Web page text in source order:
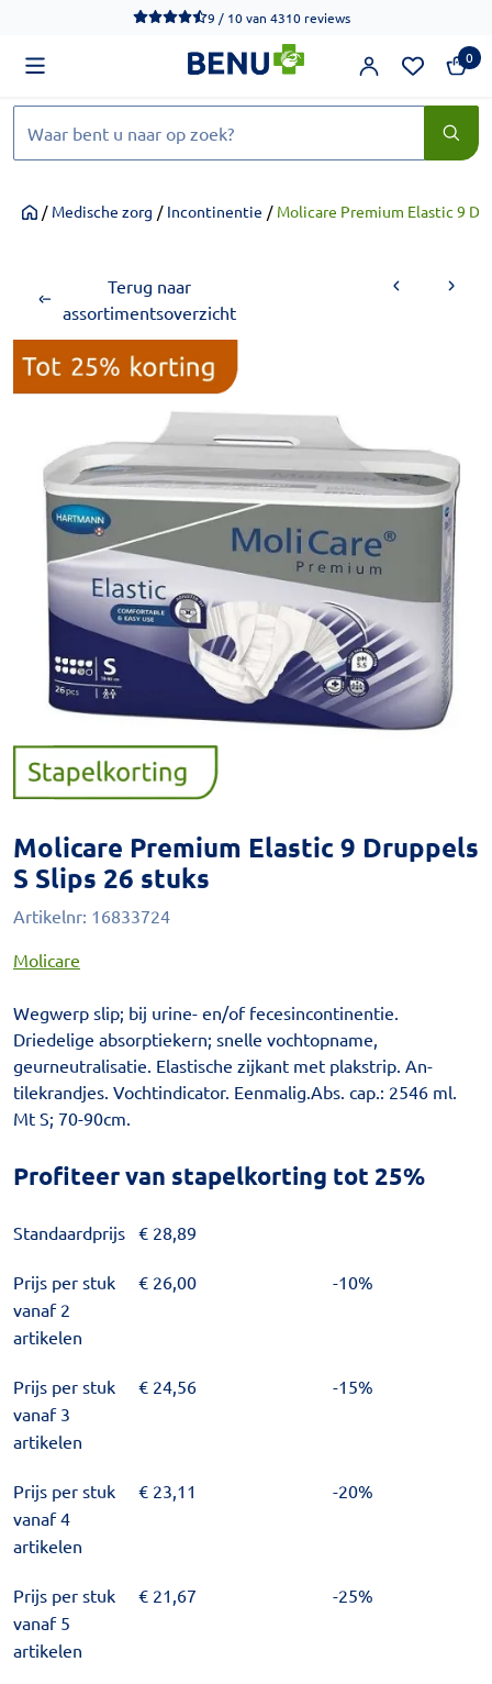
We werken momenteel hard aan het verbeteren van de
9 / 10van 4310 reviews
0
Home
/ Medische zorg / Incontinentie / Molicare Premium Elastic 9
Terug naar
assortimentsoverzicht
Molicare Premium Elastic 9 Druppels
S Slips 26 stuks
Artikelnr: 16833724
Molicare
Wegwerp slip; bij urine- en/of fecesincontinentie.
Driedelige absorptiekern; snelle vochtopname,
geurneutralisatie. Elastische zijkant met plakstrip. An-
tilekrandjes. Vochtindicator. Eenmalig.Abs. cap.: 2546 ml.
Mt S; 70-90cm.
Profiteer van stapelkorting tot 25%
Standaardprijs € 28,89
Prijs per stuk
vanaf 2
artikelen
€ 26,00 -10%
Prijs per stuk
vanaf 3
artikelen
€ 24,56 -15%
Prijs per stuk
vanaf 4
artikelen
€ 23,11 -20%
Prijs per stuk
vanaf 5
artikelen
€ 21,67 -25%